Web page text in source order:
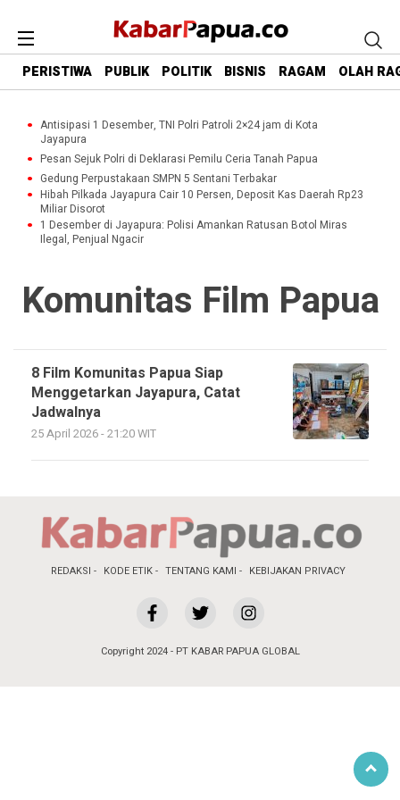
PERISTIWA PUBLIK POLITIK BISNIS RAGAM OLAH
Antisipasi 1 Desember, TNI Polri Patroli 2×24 jam di Kota
Jayapura
Pesan Sejuk Polri di Deklarasi Pemilu Ceria Tanah Papua
Gedung Perpustakaan SMPN 5 Sentani Terbakar
Hibah Pilkada Jayapura Cair 10 Persen, Deposit Kas Daerah Rp23
Miliar Disorot
1 Desember di Jayapura: Polisi Amankan Ratusan Botol Miras
Ilegal, Penjual Ngacir
Komunitas Film Papua
8 Film Komunitas Papua Siap
Menggetarkan Jayapura, Catat
Jadwalnya
25 April 2026 - 21:20 WIT
REDAKSI KODE ETIK TENTANG KAMI KEBIJAKAN PRIVACY
Copyright 2024 - PT KABAR PAPUA GLOBAL